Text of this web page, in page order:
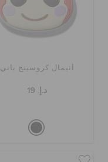
أنيمال كروسينج باني
د.إ. 19